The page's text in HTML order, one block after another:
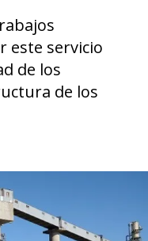
este servicio
de los
de los